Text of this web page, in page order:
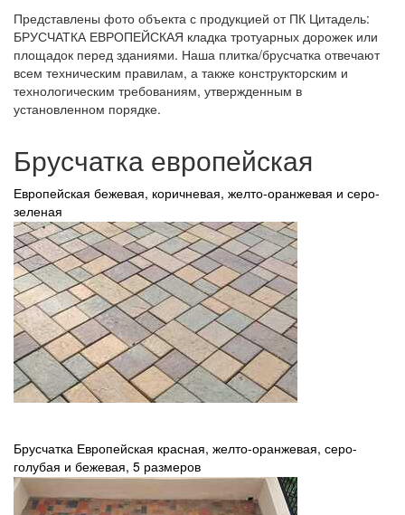
Представлены фото объекта с продукцией от ПК Цитадель:
БРУСЧАТКА ЕВРОПЕЙСКАЯ кладка тротуарных дорожек или
площадок перед зданиями. Наша плитка/брусчатка отвечают
всем техническим правилам, а также конструкторским и
технологическим требованиям, утвержденным в
установленном порядке.
Брусчатка европейская
Европейская бежевая, коричневая, желто-оранжевая и серо-
зеленая
Брусчатка Европейская красная, желто-оранжевая, серо-
голубая и бежевая, 5 размеров